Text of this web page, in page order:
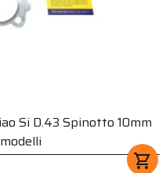
Si D.43 Spinotto 10mm
shopping_cart